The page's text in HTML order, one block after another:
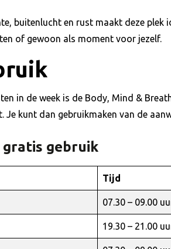
buitenlucht en rust maakt deze plek
of gewoon als moment voor jezelf.
in de week is de Body, Mind &
Je kunt dan gebruikmaken van de
gratis gebruik
Tijd
07.30 – 09.00
19.30 – 21.00